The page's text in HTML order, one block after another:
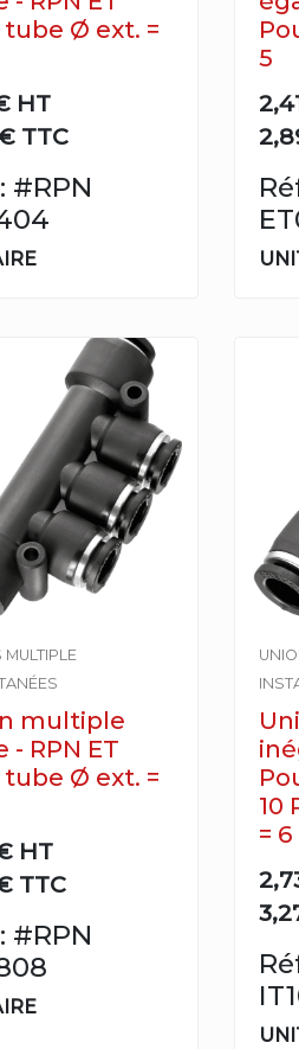
tube Ø ext. =
HT
TTC
#RPN
5
MULTIPLE
multiple
- RPN ET
tube Ø ext. =
HT
TTC
#RPN
10
= 6